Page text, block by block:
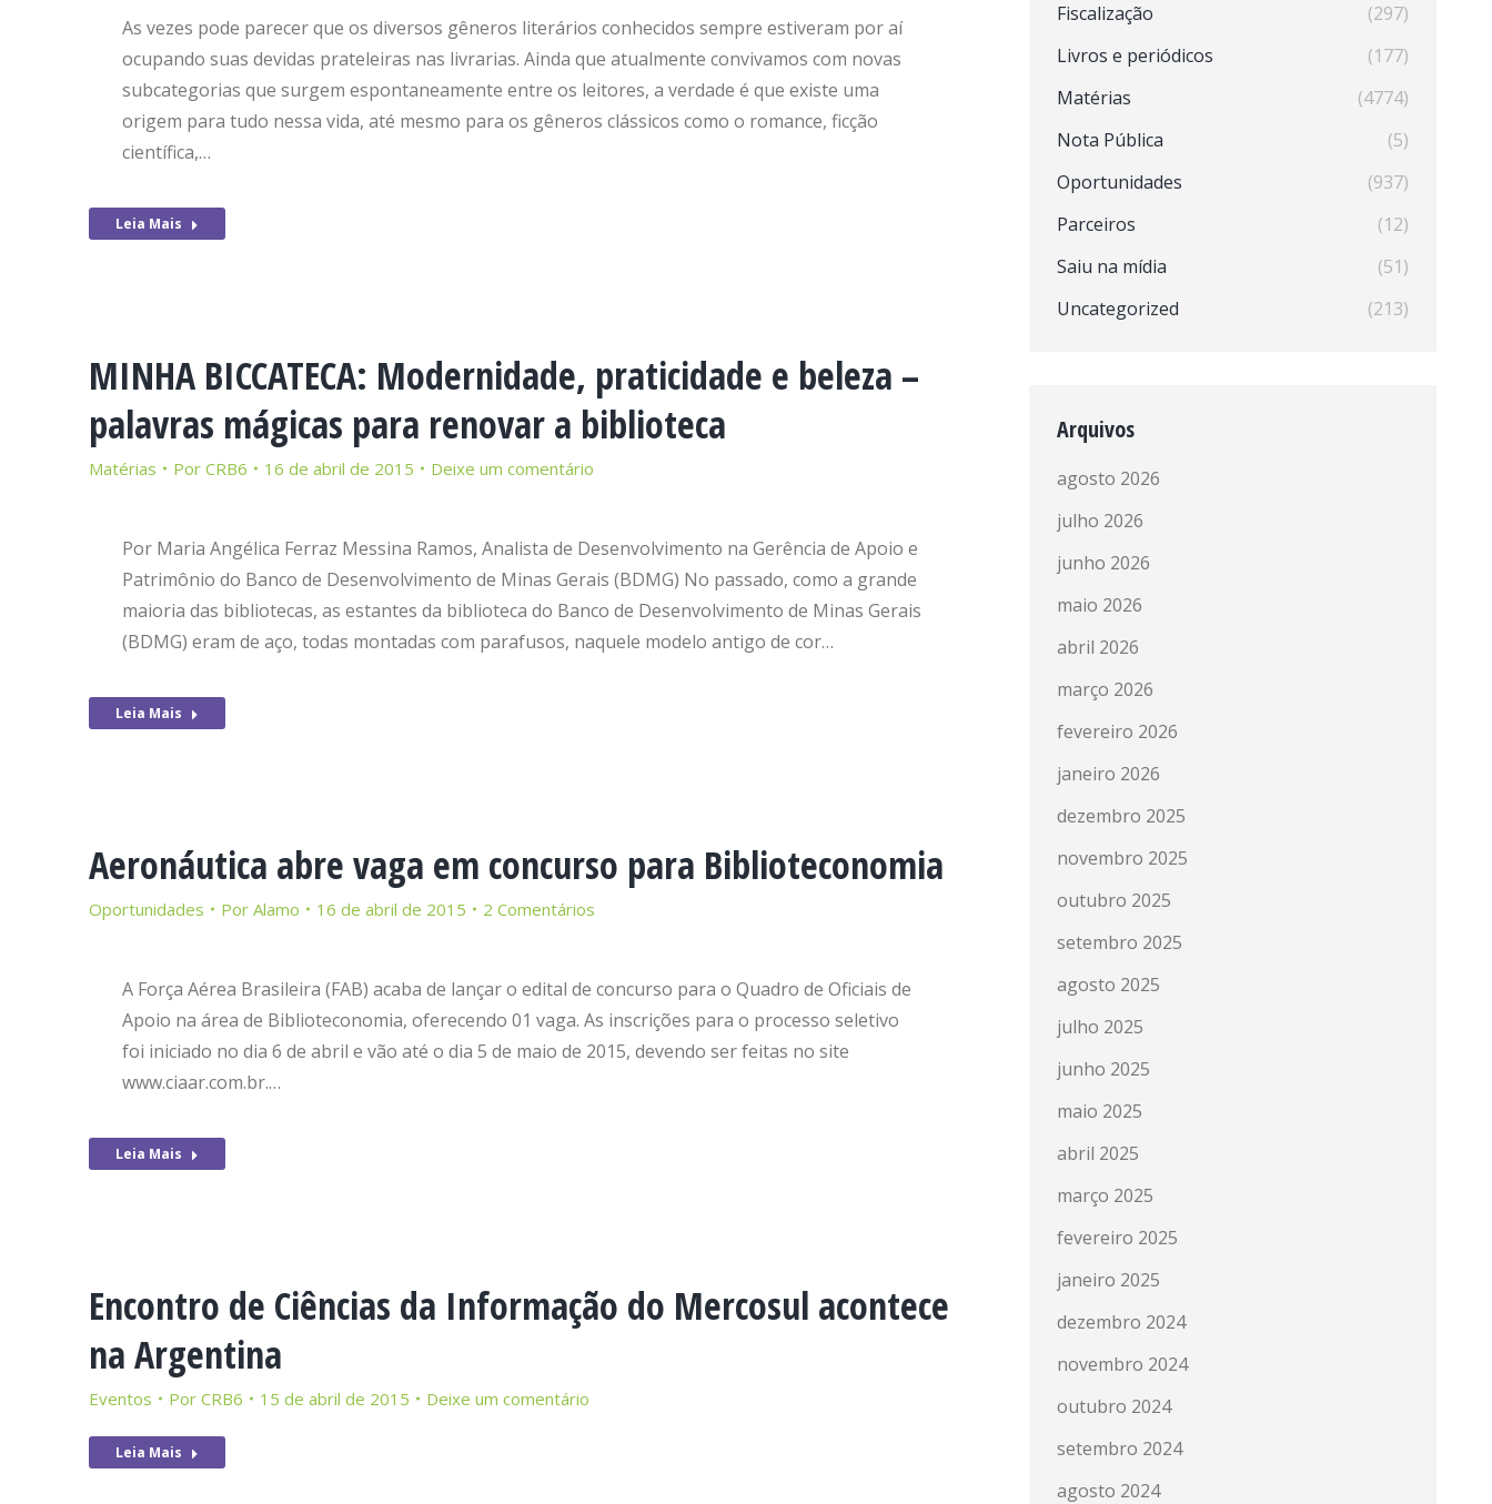
As vezes pode parecer que os diversos gêneros literários conhecidos sempre estiveram por aí
ocupando suas devidas prateleiras nas livrarias. Ainda que atualmente convivamos com novas
subcategorias que surgem espontaneamente entre os leitores, a verdade é que existe uma
origem para tudo nessa vida, até mesmo para os gêneros clássicos como o romance, ficção
científica,…
Leia Mais
MINHA BICCATECA: Modernidade, praticidade e beleza –
palavras mágicas para renovar a biblioteca
Matérias Por CRB6 16 de abril de 2015 Deixe um comentário
Por Maria Angélica Ferraz Messina Ramos, Analista de Desenvolvimento na Gerência de Apoio e
Patrimônio do Banco de Desenvolvimento de Minas Gerais (BDMG) No passado, como a grande
maioria das bibliotecas, as estantes da biblioteca do Banco de Desenvolvimento de Minas Gerais
(BDMG) eram de aço, todas montadas com parafusos, naquele modelo antigo de cor…
Leia Mais
Aeronáutica abre vaga em concurso para Biblioteconomia
Oportunidades Por Alamo 16 de abril de 2015 2 Comentários
A Força Aérea Brasileira (FAB) acaba de lançar o edital de concurso para o Quadro de Oficiais de
Apoio na área de Biblioteconomia, oferecendo 01 vaga. As inscrições para o processo seletivo
foi iniciado no dia 6 de abril e vão até o dia 5 de maio de 2015, devendo ser feitas no site
www.ciaar.com.br.…
Leia Mais
Encontro de Ciências da Informação do Mercosul acontece
na Argentina
Eventos Por CRB6 15 de abril de 2015 Deixe um comentário
Leia Mais
Fiscalização
(297)
Livros e periódicos
(177)
Matérias
(4774)
Nota Pública
(5)
Oportunidades
(937)
Parceiros
(12)
Saiu na mídia
(51)
Uncategorized
(213)
Arquivos
agosto 2026
julho 2026
junho 2026
maio 2026
abril 2026
março 2026
fevereiro 2026
janeiro 2026
dezembro 2025
novembro 2025
outubro 2025
setembro 2025
agosto 2025
julho 2025
junho 2025
maio 2025
abril 2025
março 2025
fevereiro 2025
janeiro 2025
dezembro 2024
novembro 2024
outubro 2024
setembro 2024
agosto 2024